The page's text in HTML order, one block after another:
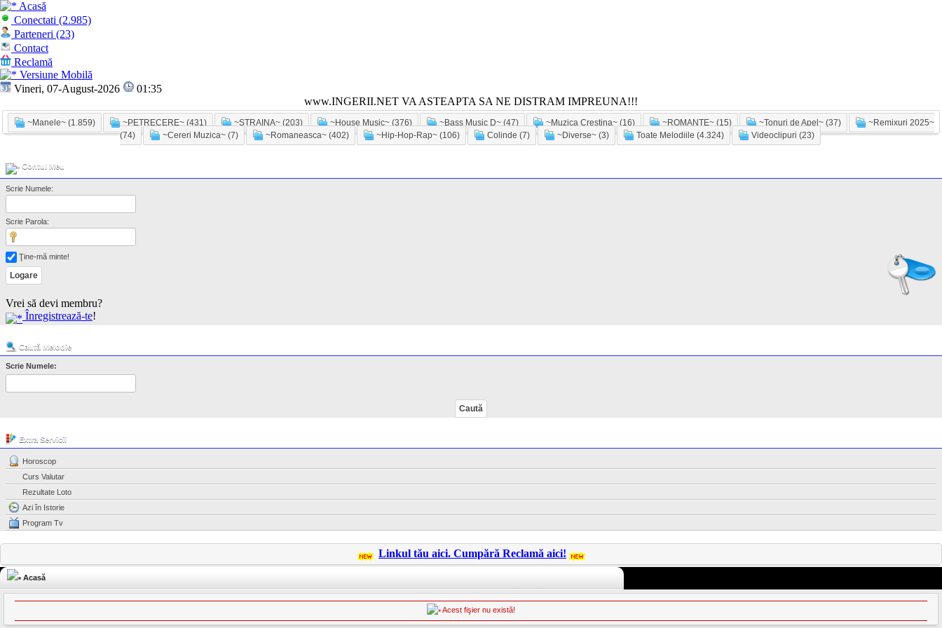
Acasă
Conectati (2.985)
Parteneri (23)
Contact
Reclamă
Versiune Mobilă
Vineri, 07-August-2026
01:35
www.INGERII.NET VA ASTEAPTA SA NE DISTRAM IMPREUNA!!!
~Manele~ (1.859) ~PETRECERE~ (431) ~STRAINA~ (203) ~House Music~ (376) ~Bass Music D~ (47) ~Muzica Crestina~ (16) ~ROMANTE~ (15) ~Tonuri de Apel~ (37)
~Remixuri 2025~
(74)
~Cereri Muzica~ (7) ~Romaneasca~ (402) ~Hip-Hop-Rap~ (106) Colinde (7) ~Diverse~ (3) Toate Melodiile (4.324) Videoclipuri (23)
Contul Meu
Scrie Numele:
Scrie Parola:
Ţine-mă minte!
Vrei să devi membru?
Înregistrează-te!
Caută Melodie
Scrie Numele:
Extra Servicii
Horoscop
Curs Valutar
Rezultate Loto
Azi în Istorie
Program Tv
Linkul tău aici. Cumpără Reclamă aici!
Acasă
Acest fişier nu există!